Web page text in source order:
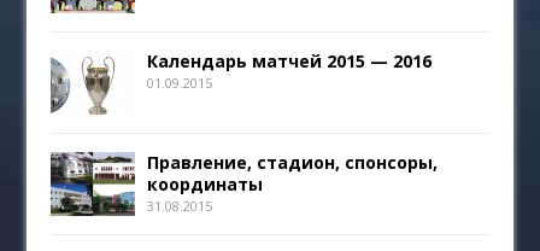
Календарь матчей 2015 — 2016
01.09.2015
Правление, стадион, спонсоры,
координаты
31.08.2015